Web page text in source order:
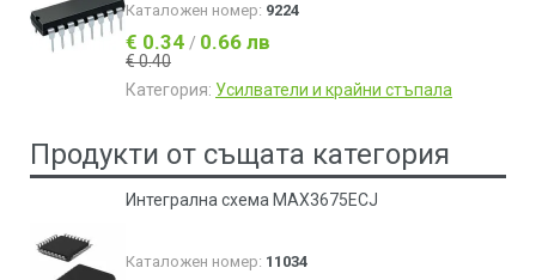
Каталожен номер: 9224
€ 0.34 / 0.66 лв
€ 0.40
Категория: Усилватели и крайни стъпала
Продукти от същата категория
Интегрална схема MAX3675ECJ
Каталожен номер: 11034